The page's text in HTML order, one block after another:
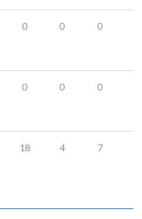
0 0 0
0 0 0
18 4 7